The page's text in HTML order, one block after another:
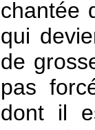
chantée
qui
de
pas
dont il